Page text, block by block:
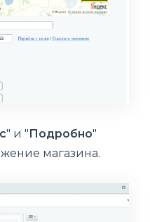
" и " Подробно"
магазина.